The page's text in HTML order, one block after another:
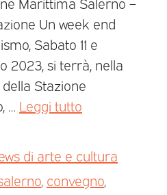
Un week end
Sabato 11 e
2023, si terrà, nella
Stazione
… Leggi tutto
di arte e cultura
, convegno,